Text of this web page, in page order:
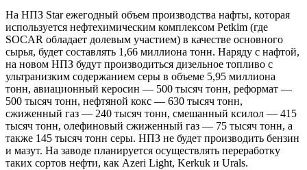
На НПЗ Star ежегодный объем производства нафты, которая
используется нефтехимическим комплексом Petkim (где
SOCAR обладает долевым участием) в качестве основного
сырья, будет составлять 1,66 миллиона тонн. Наряду с нафтой,
на новом НПЗ будут производиться дизельное топливо с
ультранизким содержанием серы в объеме 5,95 миллиона
тонн, авиационный керосин — 500 тысяч тонн, реформат —
500 тысяч тонн, нефтяной кокс — 630 тысяч тонн,
сжиженный газ — 240 тысяч тонн, смешанный ксилол — 415
тысяч тонн, олефиновый сжиженный газ — 75 тысяч тонн, а
также 145 тысяч тонн серы. НПЗ не будет производить бензин
и мазут. На заводе планируется осуществлять переработку
таких сортов нефти, как Azeri Light, Kerkuk и Urals.